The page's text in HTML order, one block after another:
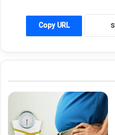
Copy URL